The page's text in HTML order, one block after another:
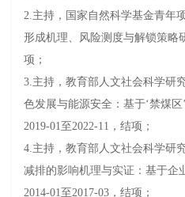
2.主持，国家自然科学基金青年
形成机理、风险测度与解锁策略
项；
3.主持，教育部人文社会科学研
色发展与能源安全：基于‘禁煤区
2019-01至2022-11 ， 结项 ；
4.主持，教育部人文社会科学研
减排的影响机理与实证：基于企
2014-01至2017-03，结项；